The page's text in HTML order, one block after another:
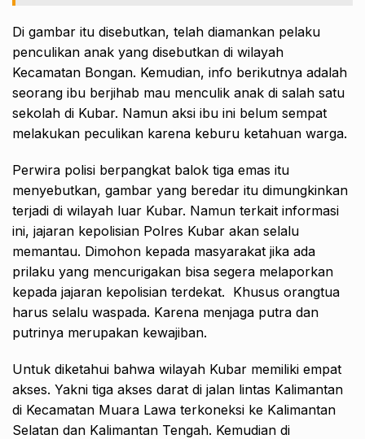
Di gambar itu disebutkan, telah diamankan pelaku
penculikan anak yang disebutkan di wilayah
Kecamatan Bongan. Kemudian, info berikutnya adalah
seorang ibu berjihab mau menculik anak di salah satu
sekolah di Kubar. Namun aksi ibu ini belum sempat
melakukan peculikan karena keburu ketahuan warga.
Perwira polisi berpangkat balok tiga emas itu
menyebutkan, gambar yang beredar itu dimungkinkan
terjadi di wilayah luar Kubar. Namun terkait informasi
ini, jajaran kepolisian Polres Kubar akan selalu
memantau. Dimohon kepada masyarakat jika ada
prilaku yang mencurigakan bisa segera melaporkan
kepada jajaran kepolisian terdekat. Khusus orangtua
harus selalu waspada. Karena menjaga putra dan
putrinya merupakan kewajiban.
Untuk diketahui bahwa wilayah Kubar memiliki empat
akses. Yakni tiga akses darat di jalan lintas Kalimantan
di Kecamatan Muara Lawa terkoneksi ke Kalimantan
Selatan dan Kalimantan Tengah. Kemudian di